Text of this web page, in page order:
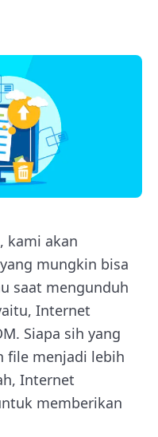
kami akan
mungkin bisa
saat mengunduh
Internet
Siapa sih yang
file menjadi lebih
Internet
memberikan